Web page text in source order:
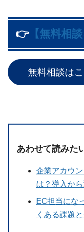
👉【無料相談
無料相談は
あわせて読みた
企業アカウ
は？導入か
EC担当にな
くある課題